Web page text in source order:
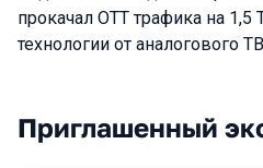
прокачал ОТТ трафика на 1,5
технологии от аналогового
Выступления в
Приглашенный